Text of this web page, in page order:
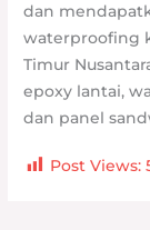
dan
waterproofing
Timur
epoxy lantai,
dan panel
Post Views: